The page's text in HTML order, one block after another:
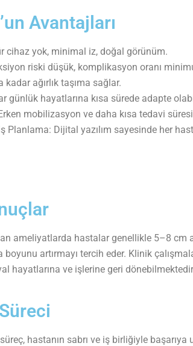
Avantajları
cihaz yok, minimal iz, doğal görünüm.
riski düşük, komplikasyon oranı
ağırlık taşıma sağlar.
günlük hayatlarına kısa sürede adapte
mobilizasyon ve daha kısa tedavi
Planlama: Dijital yazılım sayesinde her
ameliyatlarda hastalar genellikle 5–8
boyunu artırmayı tercih eder. Klinik
hayatlarına ve işlerine geri
hastanın sabrı ve iş birliğiyle başarıya